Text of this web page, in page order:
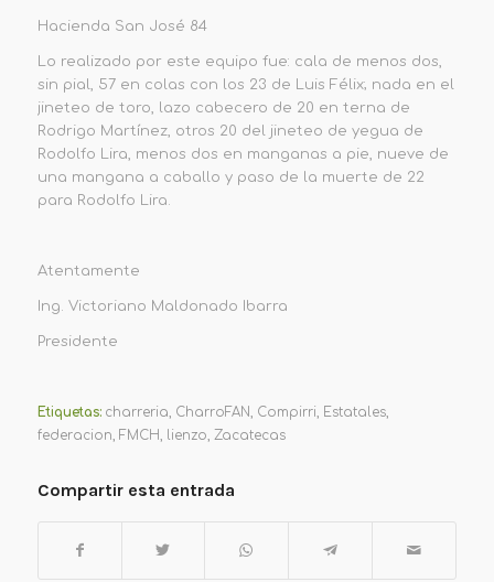
Hacienda San José 84
Lo realizado por este equipo fue: cala de menos dos,
sin pial, 57 en colas con los 23 de Luis Félix; nada en el
jineteo de toro, lazo cabecero de 20 en terna de
Rodrigo Martínez, otros 20 del jineteo de yegua de
Rodolfo Lira, menos dos en manganas a pie, nueve de
una mangana a caballo y paso de la muerte de 22
para Rodolfo Lira.
Atentamente
Ing. Victoriano Maldonado Ibarra
Presidente
Etiquetas: charreria, CharroFAN, Compirri, Estatales,
federacion, FMCH, lienzo, Zacatecas
Compartir esta entrada